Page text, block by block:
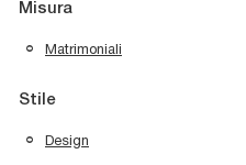
Misura
Matrimoniali
Stile
Design